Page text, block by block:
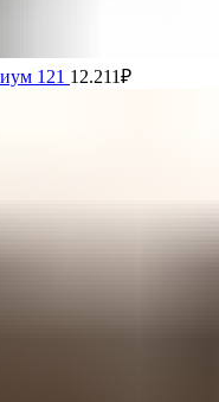
121 12.211₽